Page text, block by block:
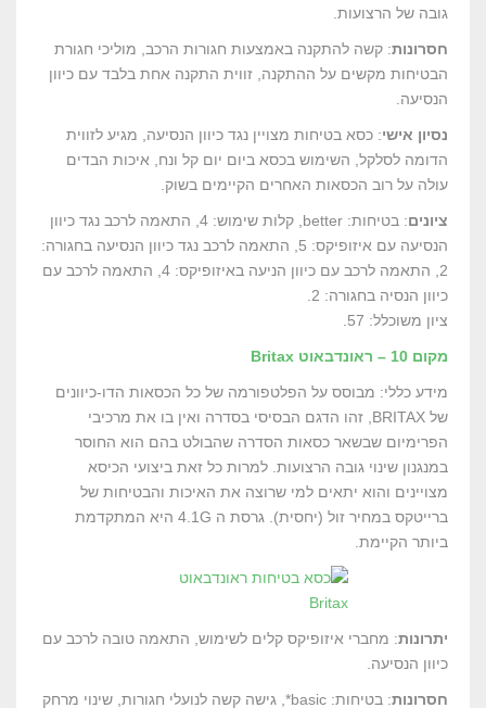
גובה של הרצועות.
חסרונות: קשה להתקנה באמצעות חגורות הרכב, מוליכי חגורת
הבטיחות מקשים על ההתקנה, זווית התקנה אחת בלבד עם כיוון
הנסיעה.
נסיון אישי: כסא בטיחות מצויין נגד כיוון הנסיעה, מגיע לזווית
הדומה לסלקל, השימוש בכסא ביום יום קל ונח, איכות הבדים
עולה על רוב הכסאות האחרים הקיימים בשוק.
ציונים
: בטיחות: better, קלות שימוש: 4, התאמה לרכב נגד כיוון
הנסיעה עם איזופיקס: 5, התאמה לרכב נגד כיוון הנסיעה בחגורה:
2, התאמה לרכב עם כיוון הניעה באיזופיקס: 4, התאמה לרכב עם
כיוון הנסיה בחגורה: 2.
ציון משוכלל: 57.
מקום 10 – ראונדבאוט Britax
מידע כללי: מבוסס על הפלטפורמה של כל הכסאות הדו-כיוונים
של BRITAX, זהו הדגם הבסיסי בסדרה ואין בו את מרכיבי
הפרימיום שבשאר כסאות הסדרה שהבולט בהם הוא החוסר
במנגנון שינוי גובה הרצועות. למרות כל זאת ביצועי הכיסא
מצויינים והוא יתאים למי שרוצה את האיכות והבטיחות של
ברייטקס במחיר זול (יחסית). גרסת ה 4.1G היא המתקדמת
ביותר הקיימת.
יתרונות: מחברי איזופיקס קלים לשימוש, התאמה טובה לרכב עם
כיוון הנסיעה.
חסרונות : בטיחות: basic*, גישה קשה לנועלי חגורות, שינוי מרחק